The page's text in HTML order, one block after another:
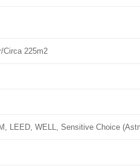
Circa 225m2
LEED, WELL, Sensitive Choice